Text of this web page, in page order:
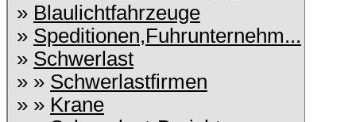
» Blaulichtfahrzeuge
» Speditionen,Fuhrunternehm...
» Schwerlast
» » Schwerlastfirmen
» » Krane